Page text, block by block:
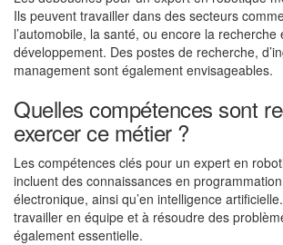
Ils peuvent travailler dans des secteurs
l’automobile, la santé, ou encore la recherche
développement. Des postes de recherche,
management sont également envisageables.
Quelles compétences sont
exercer ce métier ?
Les compétences clés pour un expert en
incluent des connaissances en
électronique, ainsi qu’en intelligence
travailler en équipe et à résoudre des
également essentielle.